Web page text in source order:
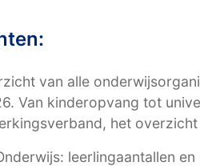
van alle
Van kinderopvang tot
het
leerlingaantallen